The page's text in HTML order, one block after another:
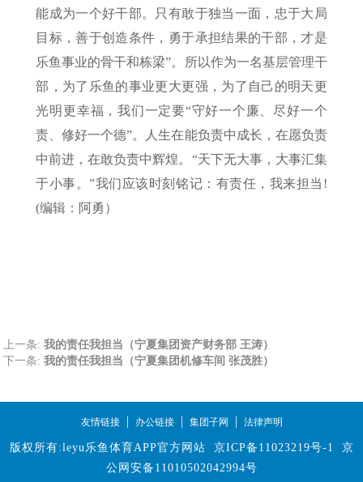
能成为一个好干部。只有敢于独当一面，忠于大局
目标，善于创造条件，勇于承担结果的干部，才是
乐鱼事业的骨干和栋梁”。所以作为一名基层管理干
部，为了乐鱼的事业更大更强，为了自己的明天更
光明更幸福，我们一定要“守好一个廉、尽好一个
责、修好一个德”。人生在能负责中成长，在愿负责
中前进，在敢负责中辉煌。“天下无大事，大事汇集
于小事。”我们应该时刻铭记：有责任，我来担当!
(编辑：阿勇）
上一条:我的责任我担当（宁夏集团资产财务部 王涛）
下一条:我的责任我担当（宁夏集团机修车间 张茂胜）
友情链接 | 办公链接 | 集团子网 | 法律声明
版权所有:leyu乐鱼体育APP官方网站 京ICP备11023219号-1
京
公网安备11010502042994号